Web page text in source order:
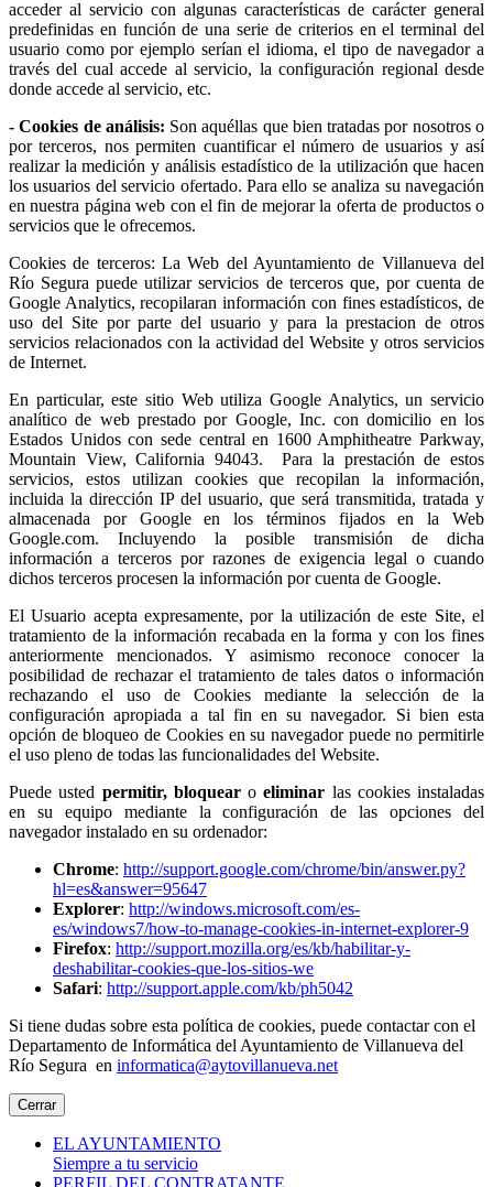
acceder al servicio con algunas características de carácter general
predefinidas en función de una serie de criterios en el terminal del
usuario como por ejemplo serían el idioma, el tipo de navegador a
través del cual accede al servicio, la configuración regional desde
donde accede al servicio, etc.
- Cookies de análisis: Son aquéllas que bien tratadas por nosotros o
por terceros, nos permiten cuantificar el número de usuarios y así
realizar la medición y análisis estadístico de la utilización que hacen
los usuarios del servicio ofertado. Para ello se analiza su navegación
en nuestra página web con el fin de mejorar la oferta de productos o
servicios que le ofrecemos.
Cookies de terceros: La Web del Ayuntamiento de Villanueva del
Río Segura puede utilizar servicios de terceros que, por cuenta de
Google Analytics, recopilaran información con fines estadísticos, de
uso del Site por parte del usuario y para la prestacion de otros
servicios relacionados con la actividad del Website y otros servicios
de Internet.
En particular, este sitio Web utiliza Google Analytics, un servicio
analítico de web prestado por Google, Inc. con domicilio en los
Estados Unidos con sede central en 1600 Amphitheatre Parkway,
Mountain View, California 94043. Para la prestación de estos
servicios, estos utilizan cookies que recopilan la información,
incluida la dirección IP del usuario, que será transmitida, tratada y
almacenada por Google en los términos fijados en la Web
Google.com. Incluyendo la posible transmisión de dicha
información a terceros por razones de exigencia legal o cuando
dichos terceros procesen la información por cuenta de Google.
El Usuario acepta expresamente, por la utilización de este Site, el
tratamiento de la información recabada en la forma y con los fines
anteriormente mencionados. Y asimismo reconoce conocer la
posibilidad de rechazar el tratamiento de tales datos o información
rechazando el uso de Cookies mediante la selección de la
configuración apropiada a tal fin en su navegador. Si bien esta
opción de bloqueo de Cookies en su navegador puede no permitirle
el uso pleno de todas las funcionalidades del Website.
Puede usted permitir, bloquearoeliminar las cookies instaladas
en su equipo mediante la configuración de las opciones del
navegador instalado en su ordenador:
Chrome: http://support.google.com/chrome/bin/answer.py?
hl=es&answer=95647
Explorer: http://windows.microsoft.com/es-
es/windows7/how-to-manage-cookies-in-internet-explorer-9
Firefox: http://support.mozilla.org/es/kb/habilitar-y-
deshabilitar-cookies-que-los-sitios-we
Safari: http://support.apple.com/kb/ph5042
Si tiene dudas sobre esta política de cookies, puede contactar con el
Departamento de Informática del Ayuntamiento de Villanueva del
Río Segura en informatica@aytovillanueva.net
Cerrar
EL AYUNTAMIENTO
Siempre a tu servicio